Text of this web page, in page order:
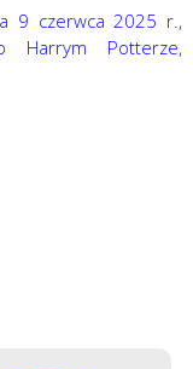
9 czerwca 2025 r.,
Harrym Potterze,